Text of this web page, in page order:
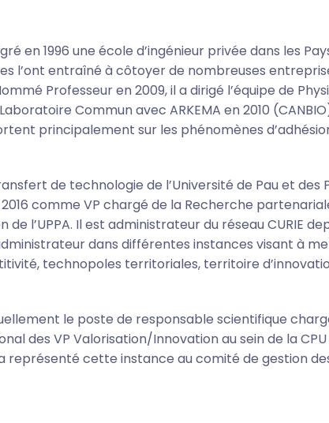
en 1996 une école d’ingénieur privée dans les
l’ont entraîné à côtoyer de nombreuses
Professeur en 2009, il a dirigé l’équipe de
Commun avec ARKEMA en 2010
principalement sur les phénomènes
de technologie de l’Université de Pau et des
comme VP chargé de la Recherche
l’UPPA. Il est administrateur du réseau CURIE
dans différentes instances visant à
technopoles territoriales, territoire
le poste de responsable scientifique
des VP Valorisation/Innovation au sein de la
représenté cette instance au comité de gestion